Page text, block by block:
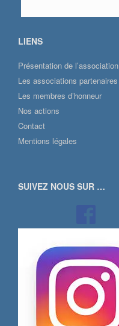
LIENS
Présentation de l’association
Les associations partenaires
Les membres d’honneur
Nos actions
Contact
Mentions légales
SUIVEZ NOUS SUR …